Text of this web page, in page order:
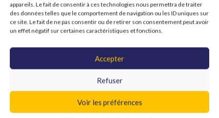
appareils. Le fait de consentir à ces technologies nous permettra de traiter
des données telles que le comportement de navigation ou les ID uniques sur
ce site. Le fait de ne pas consentir ou de retirer son consentement peut avoir
un effet négatif sur certaines caractéristiques et fonctions.
Accepter
Refuser
Voir les préférences
Une question ?
Contactez-nous !
Vous pouvez nous contacter par téléphone, via notre
formulaire de contact ou notre Chat en ligne.